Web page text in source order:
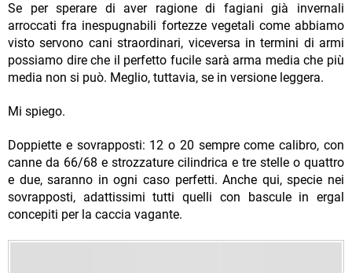
Se per sperare di aver ragione di fagiani già invernali
arroccati fra inespugnabili fortezze vegetali come abbiamo
visto servono cani straordinari, viceversa in termini di armi
possiamo dire che il perfetto fucile sarà arma media che più
media non si può. Meglio, tuttavia, se in versione leggera.
Mi spiego.
Doppiette e sovrapposti: 12 o 20 sempre come calibro, con
canne da 66/68 e strozzature cilindrica e tre stelle o quattro
e due, saranno in ogni caso perfetti. Anche qui, specie nei
sovrapposti, adattissimi tutti quelli con bascule in ergal
concepiti per la caccia vagante.